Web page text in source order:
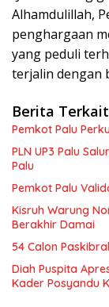
Alhamdulillah,
penghargaan
yang peduli
terjalin dengan
Berita Terkait
Pemkot Palu
PLN UP3 Palu
Palu
Pemkot Palu
Kisruh Warung
Berakhir Damai
54 Calon
Diah Puspita
Kader Posyandu